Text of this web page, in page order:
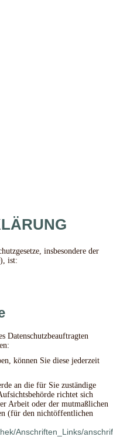
insbesondere der
ist:
Datenschutzbeauftragten
können Sie diese jederzeit
an die für Sie zuständige
richtet sich
Arbeit oder der mutmaßlichen
(für den nichtöffentlichen
Anschriften_Links/